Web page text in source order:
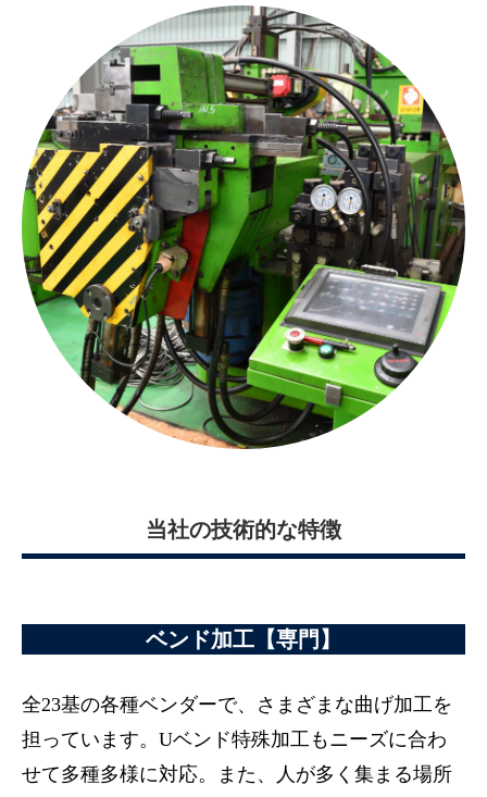
当社の技術的な特徴
ベンド加工【専門】
全23基の各種ベンダーで、さまざまな曲げ加工を
担っています。Uベンド特殊加工もニーズに合わ
せて多種多様に対応。
また、人が多く集まる場所